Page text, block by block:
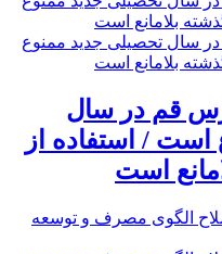
قم در سال
/ استفاده از
است